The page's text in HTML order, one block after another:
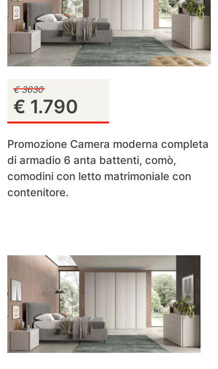
€ 3630
€ 1.790
Promozione Camera moderna completa
di armadio 6 anta battenti, comò,
comodini con letto matrimoniale con
contenitore.